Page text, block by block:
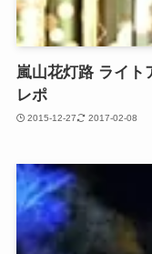
嵐山花灯路 ライト
レポ
2015-12-27 2017-02-08